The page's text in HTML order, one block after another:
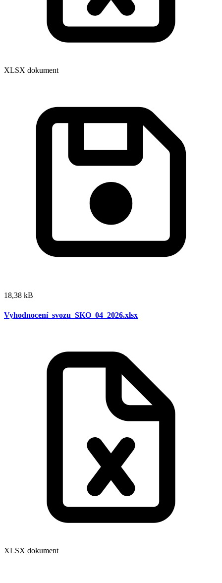
XLSX dokument
18,38 kB
Vyhodnocení_svozu_SKO_04_2026.xlsx
XLSX dokument